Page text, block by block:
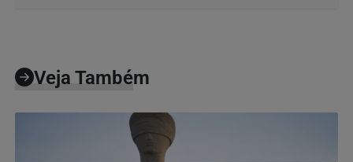
Veja Também